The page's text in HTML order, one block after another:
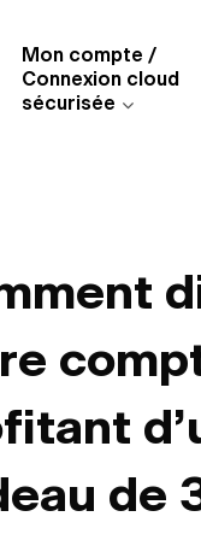
Mon compte /
Connexion cloud
sécurisée
de